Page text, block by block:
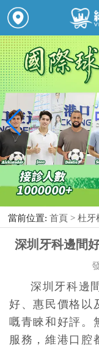
當前位置: 首頁 >杜牙
深圳牙科邊間
深圳牙科邊
好、惠民價格以
嘅青睞和好評。
服務，維港口腔